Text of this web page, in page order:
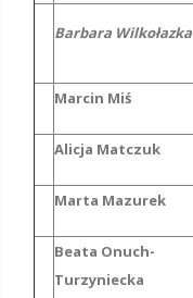
Barbara Wilkołazka
Marcin Miś
Alicja Matczuk
Marta Mazurek
Beata Onuch-
Turzyniecka